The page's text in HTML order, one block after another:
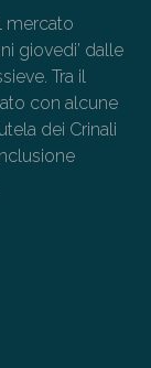
mercato
giovedi’ dalle
Tra il
con alcune
dei Crinali